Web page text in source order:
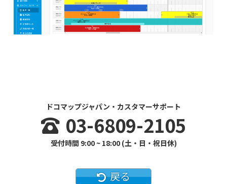
ドコマップジャパン・カスタマーサポート
03-6809-2105
受付時間 9:00 ~ 18:00 (土・日・祝日休)
戻る